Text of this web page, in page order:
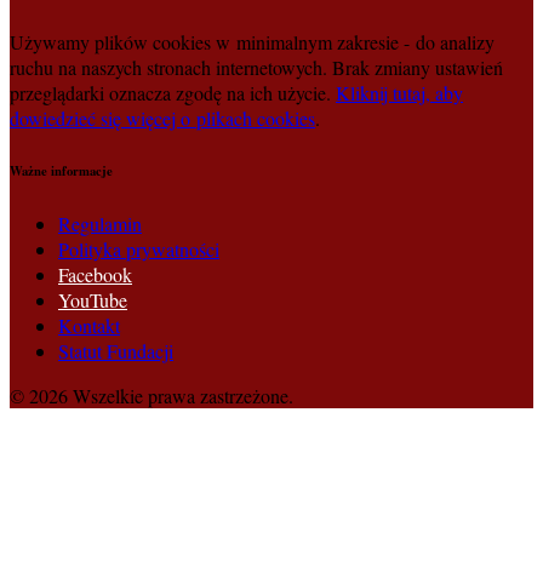
Używamy plików cookies w minimalnym zakresie - do analizy
ruchu na naszych stronach internetowych. Brak zmiany ustawień
przeglądarki oznacza zgodę na ich użycie. Kliknij tutaj, aby
dowiedzieć się więcej o plikach cookies.
Ważne informacje
Regulamin
Polityka prywatności
Facebook
YouTube
Kontakt
Statut Fundacji
© 2026 Wszelkie prawa zastrzeżone.